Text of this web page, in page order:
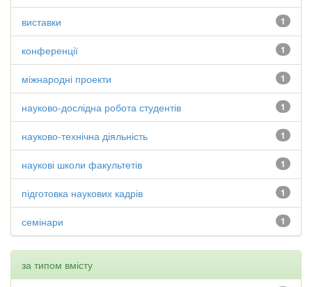
1
виставки
1
конференції
1
міжнародні проекти
1
науково-дослідна робота студентів
1
науково-технічна діяльність
1
наукові школи факультетів
1
підготовка наукових кадрів
1
семінари
за типом вмісту